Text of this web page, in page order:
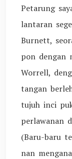
Petarung
lantaran
Burnett,
pon dengan
Worrell,
tangan
tujuh inci
perlawanan
(Baru-baru
nan